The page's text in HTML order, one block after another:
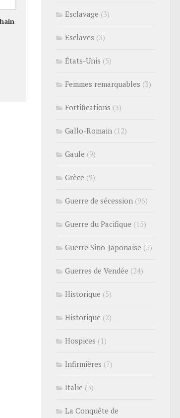
Esclavage (3)
Esclaves (3)
États-Unis (5)
Femmes remarquables (3)
Fortifications (3)
Gallo-Romain (12)
Gaule (9)
Grèce (9)
Guerre de sécession (96)
Guerre du Pacifique (15)
Guerre Sino-Japonaise (5)
Guerres de Vendée (24)
Historique (5)
Historique (2)
Hospices (1)
Infirmières (7)
Italie (3)
La Conquête de